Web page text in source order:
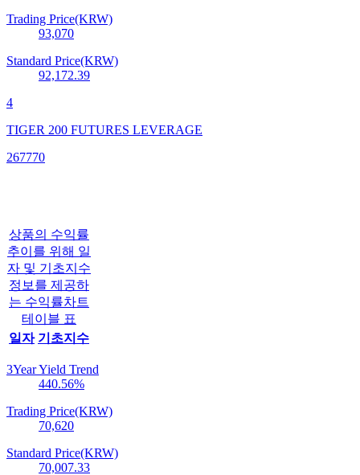
Trading Price(KRW)
93,070
Standard Price(KRW)
92,172.39
4
TIGER 200 FUTURES LEVERAGE
267770
상품의 수익률
추이를 위해 일
자 및 기초지수
정보를 제공하
는 수익률차트
테이블 표
일자 기초지수
3Year Yield Trend
440.56%
Trading Price(KRW)
70,620
Standard Price(KRW)
70,007.33